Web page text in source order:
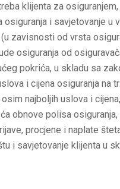
klijenta za osiguranjem,
i savjetovanje u
zavisnosti od vrsta
osiguranja od
pokrića, u skladu sa
i cijena osiguranja na
najboljih uslova i
obnove polisa osiguranja,
procjene i naplate
i savjetovanje klijenta u